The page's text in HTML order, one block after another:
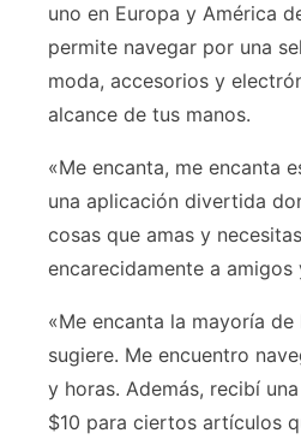
uno en Europa y América
permite navegar por una
moda, accesorios y
alcance de tus manos.
«Me encanta, me encanta
una aplicación divertida
cosas que amas y
encarecidamente a amigos
«Me encanta la mayoría
sugiere. Me encuentro
y horas. Además, recibí
$10 para ciertos artículos